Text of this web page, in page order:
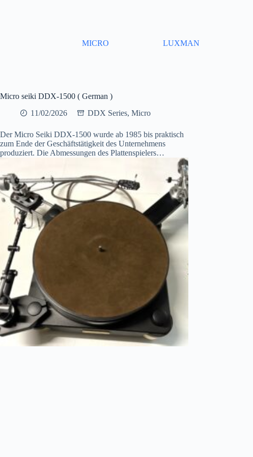
MICRO LUXMAN
Micro seiki DDX-1500 ( German )
11/02/2026
DDX Series, Micro
Der Micro Seiki DDX-1500 wurde ab 1985 bis praktisch
zum Ende der Geschäftstätigkeit des Unternehmens
produziert. Die Abmessungen des Plattenspielers…